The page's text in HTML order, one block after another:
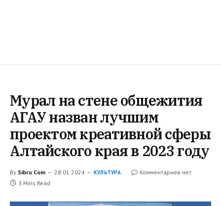
Мурал на стене общежития
АГАУ назван лучшим
проектом креативной сферы
Алтайского края в 2023 году
By Sibru.Com 28.01.2024 КУЛЬТУРА
Комментариев нет
3 Mins Read